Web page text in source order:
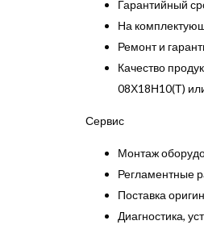
Гарантийный
На
Ремонт и
Качество
08Х18Н10(Т)
Сервис
Монтаж
Регламентные
Поставка
Диагностика,